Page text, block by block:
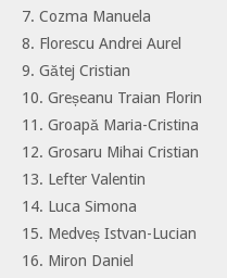
7. Cozma Manuela
8. Florescu Andrei Aurel
9. Gătej Cristian
10. Greșeanu Traian Florin
11. Groapă Maria-Cristina
12. Grosaru Mihai Cristian
13. Lefter Valentin
14. Luca Simona
15. Medveș Istvan-Lucian
16. Miron Daniel